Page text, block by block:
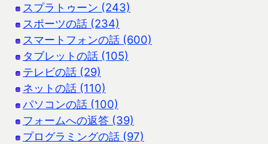
スプラトゥーン (243)
スポーツの話 (234)
スマートフォンの話 (600)
タブレットの話 (105)
テレビの話 (29)
ネットの話 (110)
パソコンの話 (100)
フォームへの返答 (39)
プログラミングの話 (97)